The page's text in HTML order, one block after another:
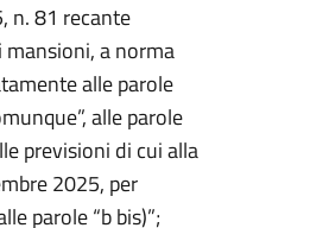
n. 81 recante
a norma
alle parole
alle parole
previsioni di cui alla
2025, per
parole “b bis)”;